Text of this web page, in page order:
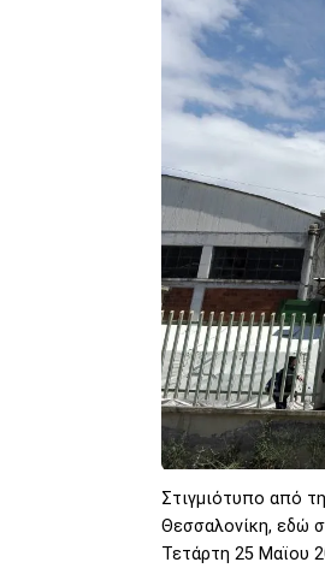
Στιγμιότυπο από
Θεσσαλονίκη, εδώ
Τετάρτη 25 Μαϊου